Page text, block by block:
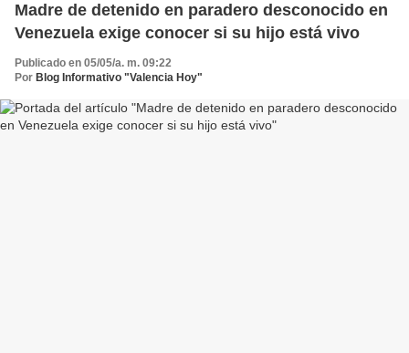
Madre de detenido en paradero desconocido en
Venezuela exige conocer si su hijo está vivo
Publicado en 05/05/a. m. 09:22
Por Blog Informativo "Valencia Hoy"